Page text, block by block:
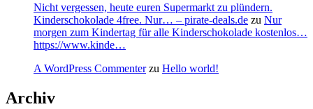
Nicht vergessen, heute euren Supermarkt zu plündern.
Kinderschokolade 4free. Nur… – pirate-deals.de zu Nur
morgen zum Kindertag für alle Kinderschokolade kostenlos…
https://www.kinde…
A WordPress Commenterzu Hello world!
Archiv